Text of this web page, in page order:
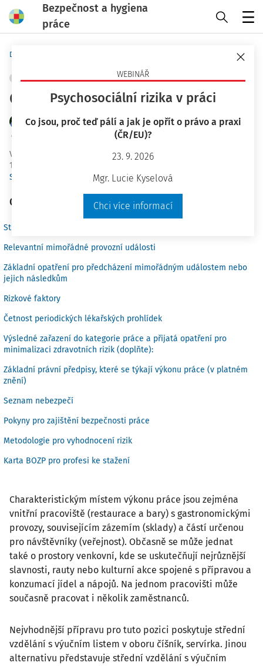
Bezpečnost a hygiena
práce
WEBINÁŘ
Psychosociální rizika v práci
Co jsou, proč teď pálí a jak je opřít o právo a praxi
(ČR/EU)?
23. 9. 2026
Mgr. Lucie Kyselová
Chci více informací
Domů
ŘÍZENÍ RIZIK OCHRANA ZDRAVÍ + PŘIDAT VLASTNÍ
Číšník a barman
doc. RNDr. Mgr. Petr A. Skřehot Ph.D.
Znalecký ústav bezpečnosti a ochrany zdraví, z.ú.
Vydáno
12 minut čtení
Související dokumenty (6)
Obsah
Stručný výčet prováděných pracovních činností
Relevantní mimořádné provozní události
Základní opatření pro předcházení mimořádným událostem nebo
jejich následkům
Rizkové faktory
Četnost periodických lékařských prohlídek
Výsledné zařazení do kategorie práce a přijatá opatření pro
minimalizaci zdravotních rizik (doplňte):
Základní právní předpisy, které se týkají výkonu práce (v platném
znění)
Seznam nebezpečí
Pokyny pro zajištění bezpečnosti práce
Metodologie pro vyhodnocení rizik
Karta BOZP pro profesi ke stažení
Charakteristickým místem výkonu práce jsou zejména
vnitřní pracoviště (restaurace a bary) s gastronomickými
provozy, souvisejícím zázemím (sklady) a částí určenou
pro návštěvníky (veřejnost). Občasně se může jednat
také o prostory venkovní, kde se uskutečňují nejrůznější
slavnosti, rauty nebo kulturní akce spojené s přípravou a
konzumací jídel a nápojů. Na jednom pracovišti může
současně pracovat i několik zaměstnanců.
Nejvhodnější přípravu pro tuto pozici poskytuje střední
vzdělání s výučním listem v oboru číšník, servírka. Jinou
alternativu představuje střední vzdělání s výučním